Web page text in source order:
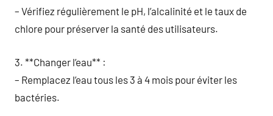
– Vérifiez régulièrement le pH, l’alcalinité et le taux de
chlore pour préserver la santé des utilisateurs.
3. **Changer l’eau** :
– Remplacez l’eau tous les 3 à 4 mois pour éviter les
bactéries.